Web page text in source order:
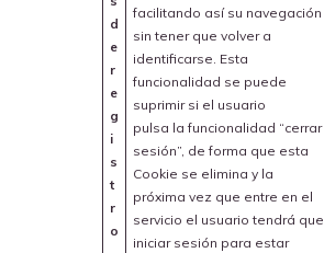
d
e
r
e
g
i
s
t
r
o
facilitando así su navegación
sin tener que volver a
identificarse. Esta
funcionalidad se puede
suprimir si el usuario
pulsa la funcionalidad “cerrar
sesión”, de forma que esta
Cookie se elimina y la
próxima vez que entre en el
servicio el usuario tendrá que
iniciar sesión para estar